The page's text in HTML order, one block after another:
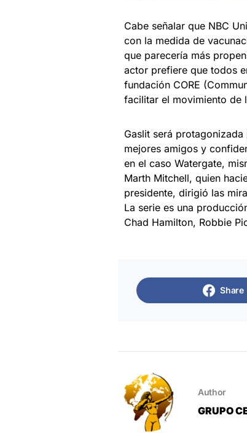
Cabe señalar que NBC
con la medida de
que parecería más
actor prefiere que todos
fundación CORE
facilitar el movimiento de
Gaslit será
mejores amigos y
en el caso Watergate,
Marth Mitchell, quien
presidente, dirigió las
La serie es una
Chad Hamilton, Robbie
Share
Author
GRUPO